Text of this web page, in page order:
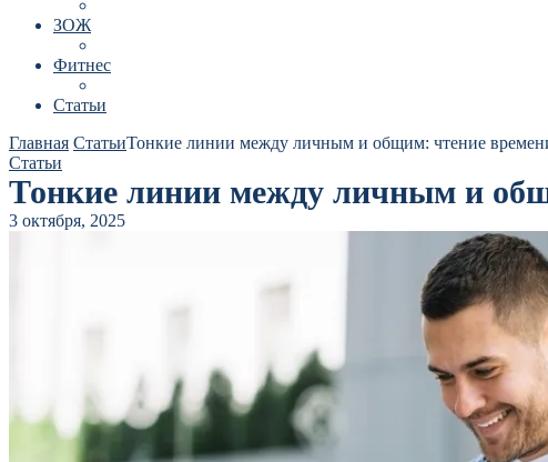
ЗОЖ
Фитнес
Статьи
Главная СтатьиТонкие линии между личным и общим: чтение
Статьи
Тонкие линии между личным и
3 октября, 2025